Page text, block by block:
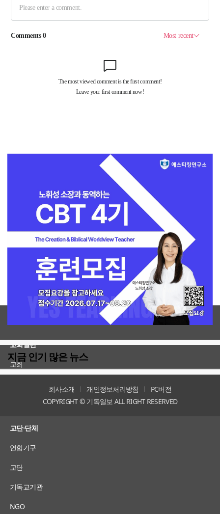
지금 인기 많은 뉴스
회사소개 개인정보처리방침
PC버전
COPYRIGHT © 기독일보 ALL RIGHT RESERVED
교회일반
교회
교단·단체
연합기구
교단
기독교기관
NGO